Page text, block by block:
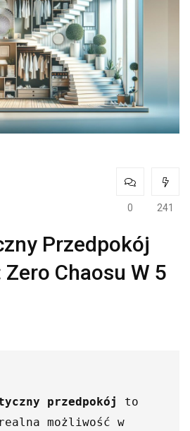
0 241
Przedpokój
Chaosu W 5
przedpokój
to
możliwość w